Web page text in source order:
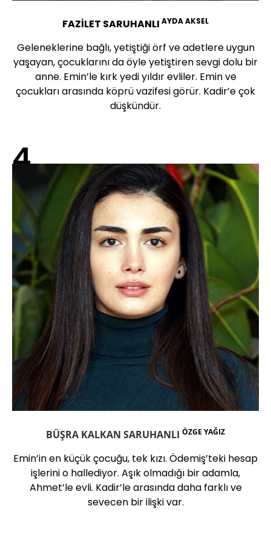
FAZİLET SARUHANLI AYDA AKSEL
Geleneklerine bağlı, yetiştiği örf ve adetlere uygun
yaşayan, çocuklarını da öyle yetiştiren sevgi dolu bir
anne. Emin’le kırk yedi yıldır evliler. Emin ve
çocukları arasında köprü vazifesi görür. Kadir’e çok
düşkündür.
4
BÜŞRA KALKAN SARUHANLI ÖZGE YAĞIZ
Emin’in en küçük çocuğu, tek kızı. Ödemiş’teki hesap
işlerini o hallediyor. Aşık olmadığı bir adamla,
Ahmet’le evli. Kadir’le arasında daha farklı ve
sevecen bir ilişki var.